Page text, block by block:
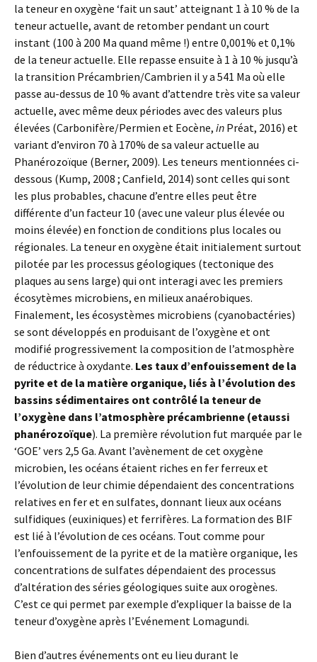
la teneur en oxygène ‘fait un saut’ atteignant 1 à 10 % de la
teneur actuelle, avant de retomber pendant un court
instant (100 à 200 Ma quand même !) entre 0,001% et 0,1%
de la teneur actuelle. Elle repasse ensuite à 1 à 10 % jusqu’à
la transition Précambrien/Cambrien il y a 541 Ma où elle
passe au-dessus de 10 % avant d’attendre très vite sa valeur
actuelle, avec même deux périodes avec des valeurs plus
élevées (Carbonifère/Permien et Eocène, in Préat, 2016) et
variant d’environ 70 à 170% de sa valeur actuelle au
Phanérozoïque (Berner, 2009). Les teneurs mentionnées ci-
dessous (Kump, 2008 ; Canfield, 2014) sont celles qui sont
les plus probables, chacune d’entre elles peut être
différente d’un facteur 10 (avec une valeur plus élevée ou
moins élevée) en fonction de conditions plus locales ou
régionales. La teneur en oxygène était initialement surtout
pilotée par les processus géologiques (tectonique des
plaques au sens large) qui ont interagi avec les premiers
écosytèmes microbiens, en milieux anaérobiques.
Finalement, les écosystèmes microbiens (cyanobactéries)
se sont développés en produisant de l’oxygène et ont
modifié progressivement la composition de l’atmosphère
de réductrice à oxydante. Les taux d’enfouissement de la
pyrite et de la matière organique, liés à l’évolution des
bassins sédimentaires ont contrôlé la teneur de
l’oxygène dans l’atmosphère précambrienne (etaussi
phanérozoïque). La première révolution fut marquée par le
‘GOE’ vers 2,5 Ga. Avant l’avènement de cet oxygène
microbien, les océans étaient riches en fer ferreux et
l’évolution de leur chimie dépendaient des concentrations
relatives en fer et en sulfates, donnant lieux aux océans
sulfidiques (euxiniques) et ferrifères. La formation des BIF
est lié à l’évolution de ces océans. Tout comme pour
l’enfouissement de la pyrite et de la matière organique, les
concentrations de sulfates dépendaient des processus
d’altération des séries géologiques suite aux orogènes.
C’est ce qui permet par exemple d’expliquer la baisse de la
teneur d’oxygène après l’Evénement Lomagundi.
Bien d’autres événements ont eu lieu durant le